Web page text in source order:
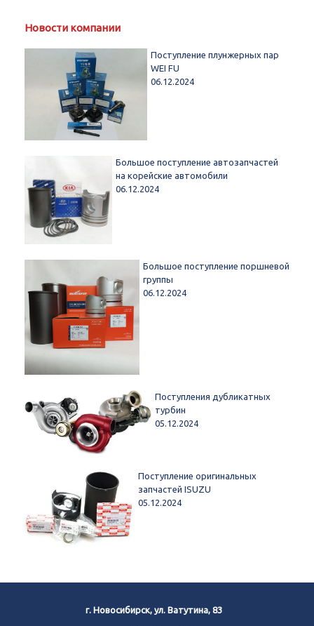
Новости компании
Поступление плунжерных пар
WEI FU
06.12.2024
Большое поступление автозапчастей
на корейские автомобили
06.12.2024
Большое поступление поршневой
группы
06.12.2024
Поступления дубликатных
турбин
05.12.2024
Поступление оригинальных
запчастей ISUZU
05.12.2024
г. Новосибирск, ул. Ватутина, 83